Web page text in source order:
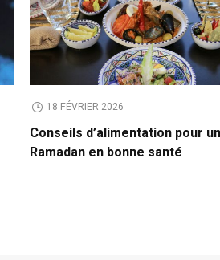
18 FÉVRIER 2026
Conseils d’alimentation pour
Ramadan en bonne santé